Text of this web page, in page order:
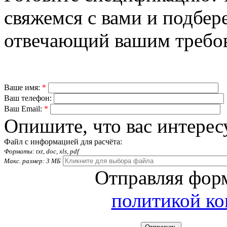
свяжемся с вами и
отвечающий вашим
Ваше имя: *
Ваш телефон:
Ваш Email: *
Опишите, что вас
Файл с информацией для расчёта:
Форматы: txt, doc, xls, pdf
Макс. размер: 3 МБ
Отправляя
политикой